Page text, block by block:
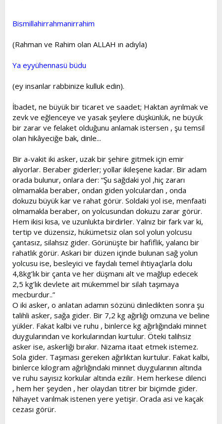
n
i
Bismillahirrahmanirrahim
(Rahman ve Rahim olan ALLAH ın adıyla)
Ya eyyühennasü büdu
(ey insanlar rabbinize kulluk edin).
İbadet, ne büyük bir ticaret ve saadet; Haktan ayrılmak ve
zevk ve eğlenceye ve yasak şeylere düşkünlük, ne büyük
bir zarar ve felaket olduğunu anlamak istersen , şu temsil
olan hikâyeciğe bak, dinle...
Bir a-vakit iki asker, uzak bir şehire gitmek için emir
alıyorlar. Beraber giderler; yollar ikileşene kadar. Bir adam
orada bulunur, onlara der: “Şu sağdaki yol ,hiç zararı
olmamakla beraber, ondan giden yolculardan , onda
dokuzu büyük kar ve rahat görür. Soldaki yol ise, menfaati
olmamakla beraber, on yolcusundan dokuzu zarar görür.
Hem ikisi kısa, ve uzunlukta birdirler. Yalnız bir fark var ki,
tertip ve düzensiz, hükümetsiz olan sol yolun yolcusu
çantasız, silahsız gider. Görünüşte bir hafiflik, yalancı bir
rahatlık görür. Askari bir düzen içinde bulunan sağ yolun
yolcusu ise, besleyici ve faydalı temel ihtiyaçlarla dolu
4,8kg’lık bir çanta ve her düşmanı alt ve mağlup edecek
2,5 kg’lık devlete ait mükemmel bir silah taşımaya
mecburdur..”
O iki asker, o anlatan adamın sözünü dinledikten sonra şu
talihli asker, sağa gider. Bir 7,2 kg ağırlığı omzuna ve beline
yükler. Fakat kalbi ve ruhu , binlerce kg ağırlığındaki minnet
duygularından ve korkularından kurtulur. Öteki talihsiz
asker ise, askerliği bırakır. Nizama itaat etmek istemez.
Sola gider. Taşıması gereken ağırlıktan kurtulur. Fakat kalbi,
binlerce kilogram ağırlığındaki minnet duygularının altında
ve ruhu sayısız korkular altında ezilir. Hem herkese dilenci
, hem her şeyden , her olaydan titrer bir biçimde gider.
Nihayet varılmak istenen yere yetişir. Orada asi ve kaçak
cezası görür.